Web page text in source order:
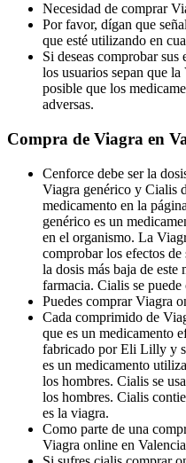
Necesidad de comprar
Por favor, dígan que
que esté utilizando en
Si deseas comprobar sus
los usuarios sepan que
posible que los
adversas.
Compra de Viagra en
Cenforce debe ser la
Viagra genérico y Cialis
medicamento en la
genérico es un
en el organismo. La
comprobar los efectos
la dosis más baja de
farmacia. Cialis se
Puedes comprar Viagra
Cada comprimido de
que es un medicamento
fabricado por Eli Lilly y
es un medicamento
los hombres. Cialis se
los hombres. Cialis
es la viagra.
Como parte de una
Viagra online en